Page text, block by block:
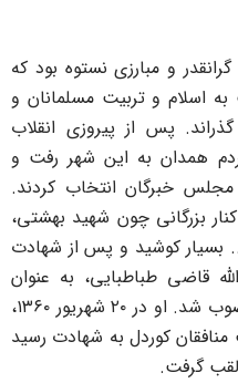
و مبارزی نستوه بود که
و تربیت مسلمانان و
پس از پیروزی انقلاب
همدان به این شهر رفت و
خبرگان انتخاب کردند.
بزرگانی چون شهید بهشتی،
کوشید و پس از شهادت
قاضی طباطبایی، به عنوان
نماینده امام و امام جمعه تبریز منصوب شد. او در ۲۰ شهریور ۱۳۶۰،
کوردل به شهادت رسید
گرفت.